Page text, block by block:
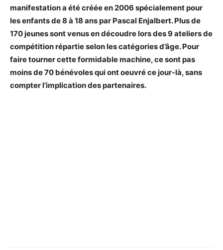
manifestation a été créée en 2006 spécialement pour
les enfants de 8 à 18 ans par Pascal Enjalbert. Plus de
170 jeunes sont venus en découdre lors des 9 ateliers de
compétition répartie selon les catégories d’âge. Pour
faire tourner cette formidable machine, ce sont pas
moins de 70 bénévoles qui ont oeuvré ce jour-là, sans
compter l’implication des partenaires.